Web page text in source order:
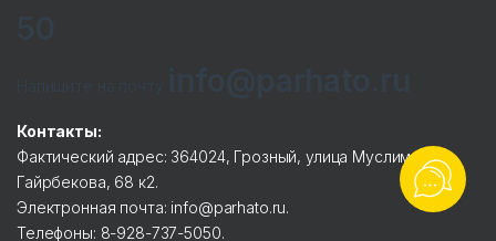
Контакты:
Фактический адрес: 364024, Грозный, улица Муслима
Гайрбекова, 68 к2.
Электронная почта: info@parhato.ru.
Телефоны: 8-928-737-5050.